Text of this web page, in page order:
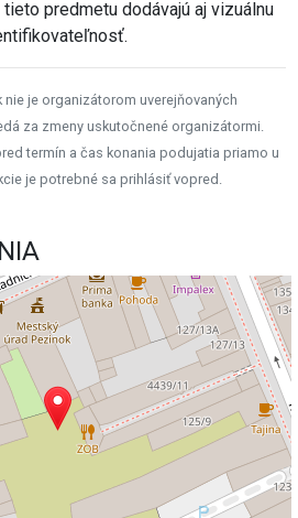
predmetu dodávajú aj vizuálnu
je organizátorom uverejňovaných
za zmeny uskutočnené organizátormi.
termín a čas konania podujatia priamo u
je potrebné sa prihlásiť vopred.